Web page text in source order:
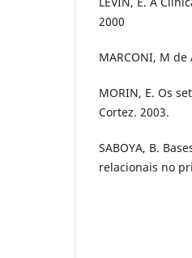
2000
MARCONI, M de
MORIN, E. Os
Cortez. 2003.
SABOYA, B.
relacionais no